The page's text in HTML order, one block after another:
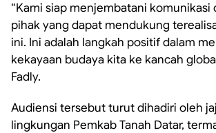
“Kami siap menjembatani komunikasi
pihak yang dapat mendukung
ini. Ini adalah langkah positif dalam
kekayaan budaya kita ke kancah
Fadly.
Audiensi tersebut turut dihadiri oleh
lingkungan Pemkab Tanah Datar,